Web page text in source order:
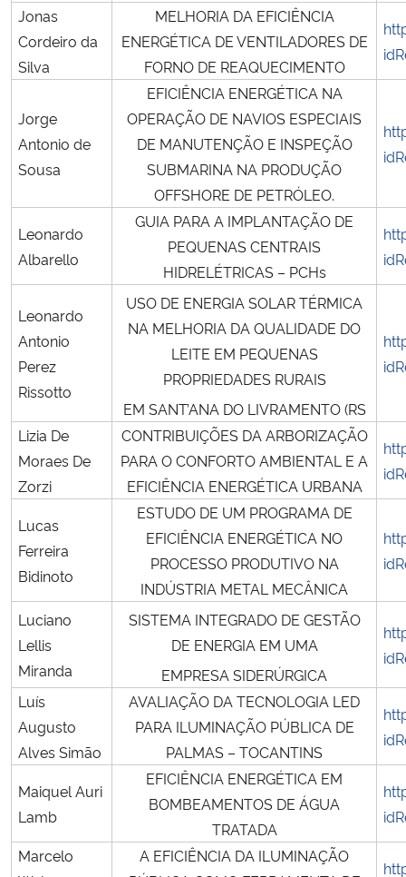
Jonas
Cordeiro da
Silva
MELHORIA DA EFICIÊNCIA
ENERGÉTICA DE VENTILADORES DE
FORNO DE REAQUECIMENTO
Jorge
Antonio de
Sousa
EFICIÊNCIA ENERGÉTICA NA
OPERAÇÃO DE NAVIOS ESPECIAIS
DE MANUTENÇÃO E INSPEÇÃO
SUBMARINA NA PRODUÇÃO
OFFSHORE DE PETRÓLEO.
Leonardo
Albarello
GUIA PARA A IMPLANTAÇÃO DE
PEQUENAS CENTRAIS
HIDRELÉTRICAS – PCHs
Leonardo
Antonio
Perez
Rissotto
USO DE ENERGIA SOLAR TÉRMICA
NA MELHORIA DA QUALIDADE DO
LEITE EM PEQUENAS
PROPRIEDADES RURAIS
EM SANT’ANA DO LIVRAMENTO (RS
Lizia De
Moraes De
Zorzi
CONTRIBUIÇÕES DA ARBORIZAÇÃO
PARA O CONFORTO AMBIENTAL E A
EFICIÊNCIA ENERGÉTICA URBANA
Lucas
Ferreira
Bidinoto
ESTUDO DE UM PROGRAMA DE
EFICIÊNCIA ENERGÉTICA NO
PROCESSO PRODUTIVO NA
INDÚSTRIA METAL MECÂNICA
Luciano
Lellis
Miranda
SISTEMA INTEGRADO DE GESTÃO
DE ENERGIA EM UMA
EMPRESA SIDERÚRGICA
Luís
Augusto
Alves Simão
AVALIAÇÃO DA TECNOLOGIA LED
PARA ILUMINAÇÃO PÚBLICA DE
PALMAS – TOCANTINS
Maiquel Auri
Lamb
EFICIÊNCIA ENERGÉTICA EM
BOMBEAMENTOS DE ÁGUA
TRATADA
Marcelo
A EFICIÊNCIA DA ILUMINAÇÃO